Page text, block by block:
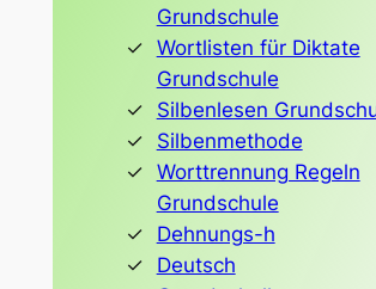
Grundschule
Wortlisten für Diktate
Grundschule
Silbenlesen
Silbenmethode
Worttrennung Regeln
Grundschule
Dehnungs-h
Deutsch